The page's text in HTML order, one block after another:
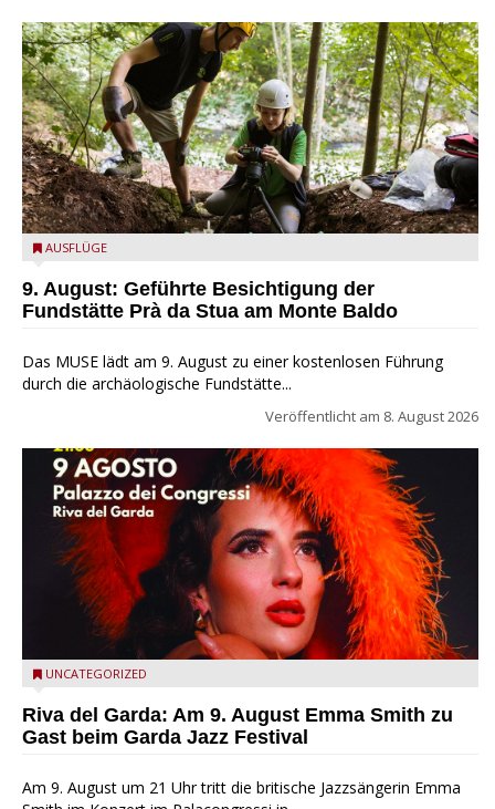
die archäologische Fundstätte Riparo Prà da Stua am Monte
AUSFLÜGE
9. August: Geführte Besichtigung der
Fundstätte Prà da Stua am Monte Baldo
Das MUSE lädt am 9. August zu einer kostenlosen Führung
durch die archäologische Fundstätte...
Veröffentlicht am 8. August 2026
Riva del Garda - Emma Smith zu Gast beim Garda Jazz
UNCATEGORIZED
Riva del Garda: Am 9. August Emma Smith zu
Gast beim Garda Jazz Festival
Am 9. August um 21 Uhr tritt die britische Jazzsängerin Emma